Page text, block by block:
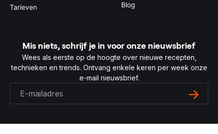
Tarieven
Blog
Mis niets, schrijf je in voor onze nieuwsbrief
Wees als eerste op de hoogte over nieuwe recepten,
technieken en trends. Ontvang enkele keren per week onze
e-mail nieuwsbrief.